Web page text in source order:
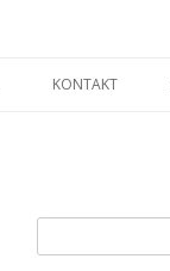
KONTAKT
nach: